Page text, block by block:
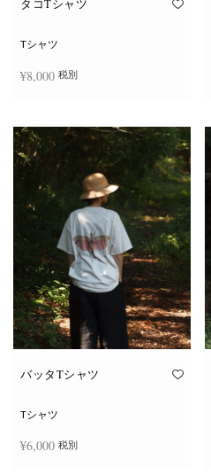
タコTシャツ
Tシャツ
¥8,000 税別
の
商
品
に
は
複
数
の
バ
リ
エ
ー
シ
ョ
ま
バッタTシャツ
Tシャツ
¥6,000 税別